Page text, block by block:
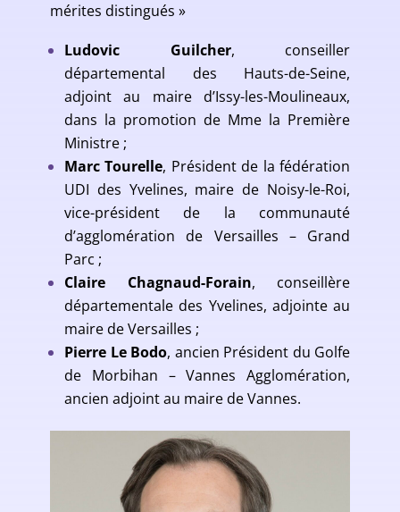
mérites distingués »
Ludovic Guilcher, conseiller
départemental des Hauts-de-Seine,
adjoint au maire d’Issy-les-Moulineaux,
dans la promotion de Mme la Première
Ministre ;
Marc Tourelle, Président de la fédération
UDI des Yvelines, maire de Noisy-le-Roi,
vice-président de la communauté
d’agglomération de Versailles – Grand
Parc ;
Claire Chagnaud-Forain, conseillère
départementale des Yvelines, adjointe au
maire de Versailles ;
Pierre Le Bodo, ancien Président du Golfe
de Morbihan – Vannes Agglomération,
ancien adjoint au maire de Vannes.